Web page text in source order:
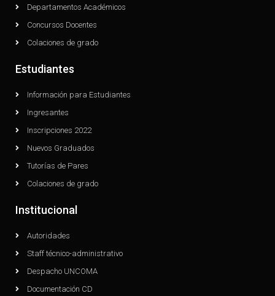
Departamentos Académicos
Concursos Docentes
Colaciones de grado
Estudiantes
Información para Estudiantes
Ingresantes
Inscripciones 2022
Nuevos Graduados
Tutorías de Pares
Colaciones de grado
Institucional
Autoridades
Staff técnico-administrativo
Despacho UNCOMA
Documentación CD